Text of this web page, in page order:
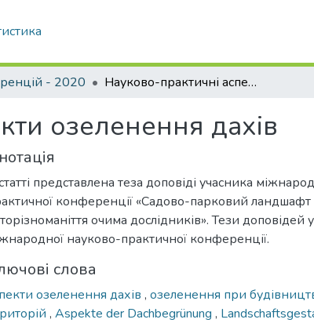
- 2020 Науково-практичні аспекти озеленення дахів
озеленення дахів
представлена теза доповіді учасника
конференції «Садово-парковий ландшафт
очима дослідників». Тези доповідей
науково-практичної конференції.
слова
озеленення дахів , озеленення при
, Aspekte der Dachbegrünung ,